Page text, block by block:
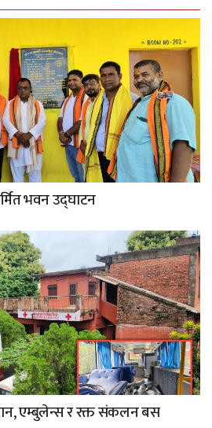
भवन उद्घाटन
एम्बुलेन्स र रक्त संकलन बस